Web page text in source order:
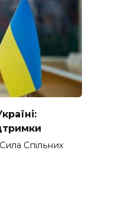
Спільних